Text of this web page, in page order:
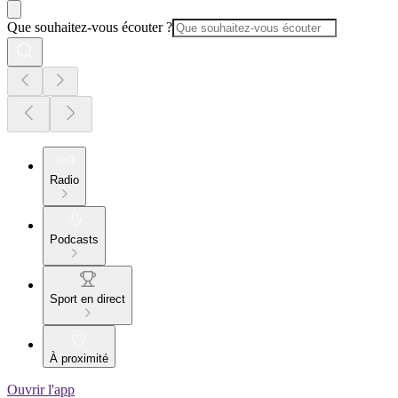
Que souhaitez-vous écouter ?
Radio
Podcasts
Sport en direct
À proximité
Ouvrir l'app